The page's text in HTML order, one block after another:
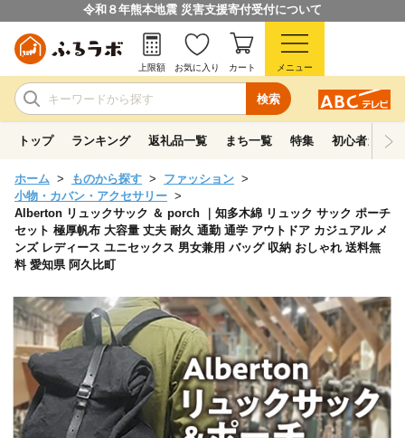
令和８年熊本地震 災害支援寄付受付について
検索
上限額 お気に入り カート メニュー
トップ ランキング 返礼品一覧 まち一覧 特集 初心者ガイド
ホーム ものから探す
ファッション
小物・カバン・アクセサリー
Alberton リュックサック ＆ porch ｜知多木綿 リュック サック ポーチ
セット 極厚帆布 大容量 丈夫 耐久 通勤 通学 アウトドア カジュアル メ
ンズ レディース ユニセックス 男女兼用 バッグ 収納 おしゃれ 送料無
料 愛知県 阿久比町